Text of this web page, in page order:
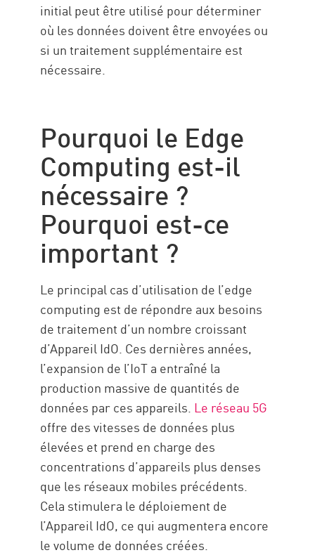
initial peut être utilisé pour déterminer
où les données doivent être envoyées ou
si un traitement supplémentaire est
nécessaire.
Pourquoi le Edge
Computing est-il
nécessaire ?
Pourquoi est-ce
important ?
Le principal cas d’utilisation de l’edge
computing est de répondre aux besoins
de traitement d’un nombre croissant
d’Appareil IdO. Ces dernières années,
l’expansion de l’IoT a entraîné la
production massive de quantités de
données par ces appareils. Le réseau 5G
offre des vitesses de données plus
élevées et prend en charge des
concentrations d’appareils plus denses
que les réseaux mobiles précédents.
Cela stimulera le déploiement de
l’Appareil IdO, ce qui augmentera encore
le volume de données créées.